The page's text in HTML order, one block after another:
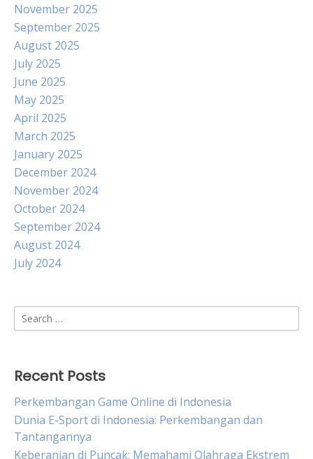
November 2025
September 2025
August 2025
July 2025
June 2025
May 2025
April 2025
March 2025
January 2025
December 2024
November 2024
October 2024
September 2024
August 2024
July 2024
Search
for:
Recent Posts
Perkembangan Game Online di Indonesia
Dunia E-Sport di Indonesia: Perkembangan dan
Tantangannya
Keberanian di Puncak: Memahami Olahraga Ekstrem